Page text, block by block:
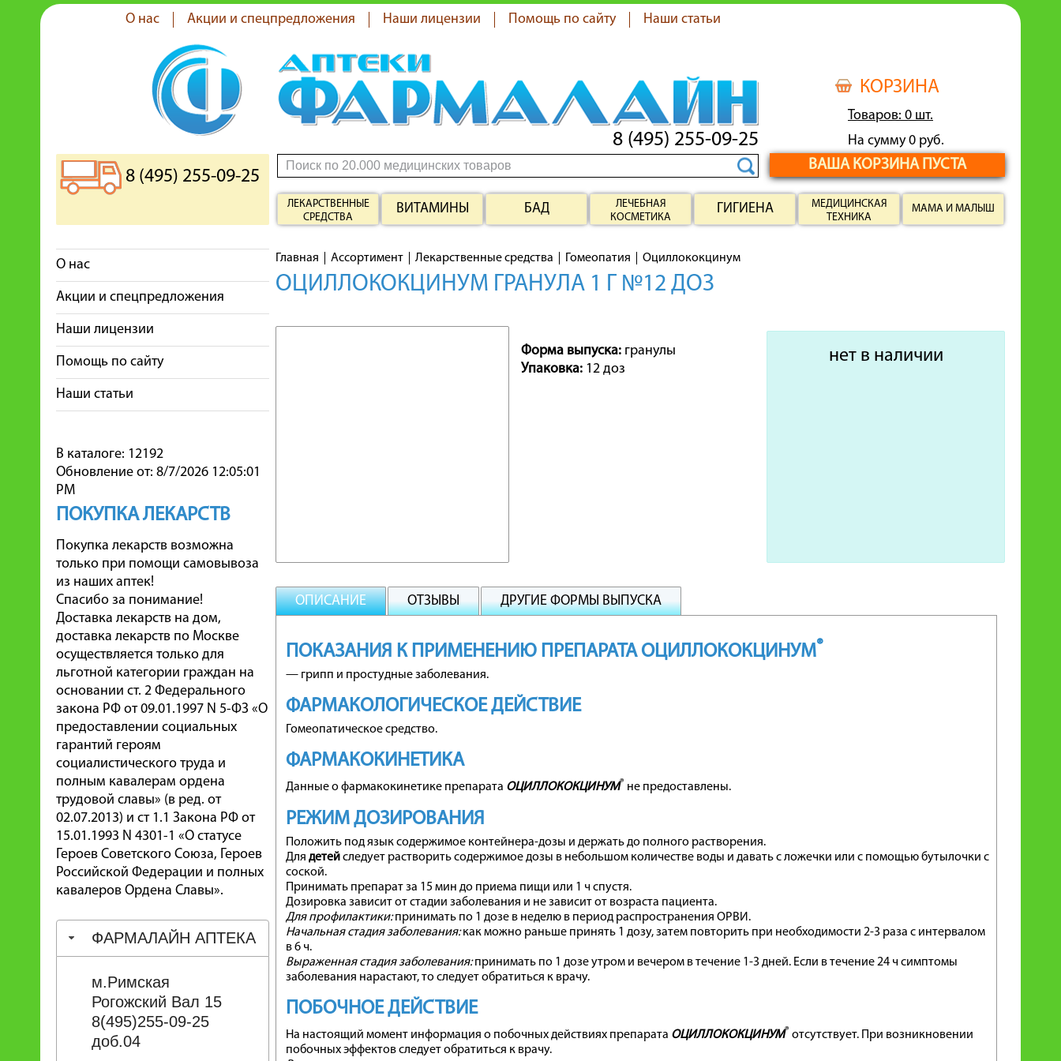
О нас Акции и спецпредложения Наши лицензии Помощь по сайту Наши статьи
КОРЗИНА
Товаров: 0 шт.
На сумму 0 руб.
ВАША КОРЗИНА ПУСТА
8 (495) 255-09-25
8 (495) 255-09-25
ЛЕКАРСТВЕННЫЕ
СРЕДСТВА
ВИТАМИНЫ БАД
ЛЕЧЕБНАЯ
КОСМЕТИКА
ГИГИЕНА
МЕДИЦИНСКАЯ
ТЕХНИКА
МАМА И МАЛЫШ
О нас
Акции и спецпредложения
Наши лицензии
Помощь по сайту
Наши статьи
В каталоге: 12192
Обновление от: 8/7/2026 12:05:01
PM
ПОКУПКА ЛЕКАРСТВ
Покупка лекарств возможна
только при помощи самовывоза
из наших аптек!
Спасибо за понимание!
Доставка лекарств на дом,
доставка лекарств по Москве
осуществляется только для
льготной категории граждан на
основании ст. 2 Федерального
закона РФ от 09.01.1997 N 5-ФЗ «О
предоставлении социальных
гарантий героям
социалистического труда и
полным кавалерам ордена
трудовой славы» (в ред. от
02.07.2013) и ст 1.1 Закона РФ от
15.01.1993 N 4301-1 «О статусе
Героев Советского Союза, Героев
Российской Федерации и полных
кавалеров Ордена Славы».
ФАРМАЛАЙН АПТЕКА
м.Римская
Рогожский Вал 15
8(495)255-09-25
доб.04
Главная Ассортимент Лекарственные средства Гомеопатия Оциллококцинум
ОЦИЛЛОКОКЦИНУМ ГРАНУЛА 1 Г №12 ДОЗ
Форма выпуска: гранулы
Упаковка: 12 доз
нет в наличии
ОПИСАНИЕ ОТЗЫВЫ ДРУГИЕ ФОРМЫ ВЫПУСКА
ПОКАЗАНИЯ К ПРИМЕНЕНИЮ ПРЕПАРАТА ОЦИЛЛОКОКЦИНУМ®
— грипп и простудные заболевания.
ФАРМАКОЛОГИЧЕСКОЕ ДЕЙСТВИЕ
Гомеопатическое средство.
ФАРМАКОКИНЕТИКА
Данные о фармакокинетике препарата ОЦИЛЛОКОКЦИНУМ® не предоставлены.
РЕЖИМ ДОЗИРОВАНИЯ
Положить под язык содержимое контейнера-дозы и держать до полного растворения.
Для детейследует растворить содержимое дозы в небольшом количестве воды и давать с ложечки или с помощью бутылочки с
соской.
Принимать препарат за 15 мин до приема пищи или 1 ч спустя.
Дозировка зависит от стадии заболевания и не зависит от возраста пациента.
Для профилактики:принимать по 1 дозе в неделю в период распространения ОРВИ.
Начальная стадия заболевания:как можно раньше принять 1 дозу, затем повторить при необходимости 2-3 раза с интервалом
в 6 ч.
Выраженная стадия заболевания:принимать по 1 дозе утром и вечером в течение 1-3 дней. Если в течение 24 ч симптомы
заболевания нарастают, то следует обратиться к врачу.
ПОБОЧНОЕ ДЕЙСТВИЕ
На настоящий момент информация о побочных действиях препарата ОЦИЛЛОКОКЦИНУМ® отсутствует. При возникновении
побочных эффектов следует обратиться к врачу.